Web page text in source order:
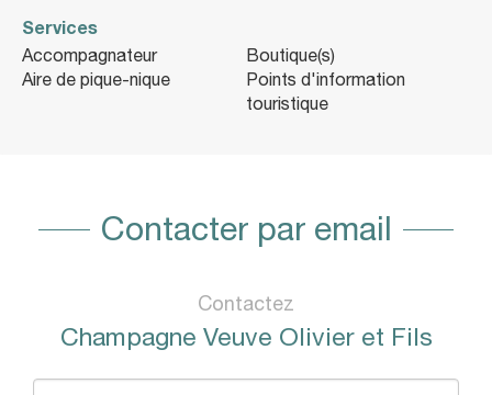
Services
Accompagnateur
Aire de pique-nique
Boutique(s)
Points d'information
touristique
Contacter par email
Contactez
Champagne Veuve Olivier et Fils